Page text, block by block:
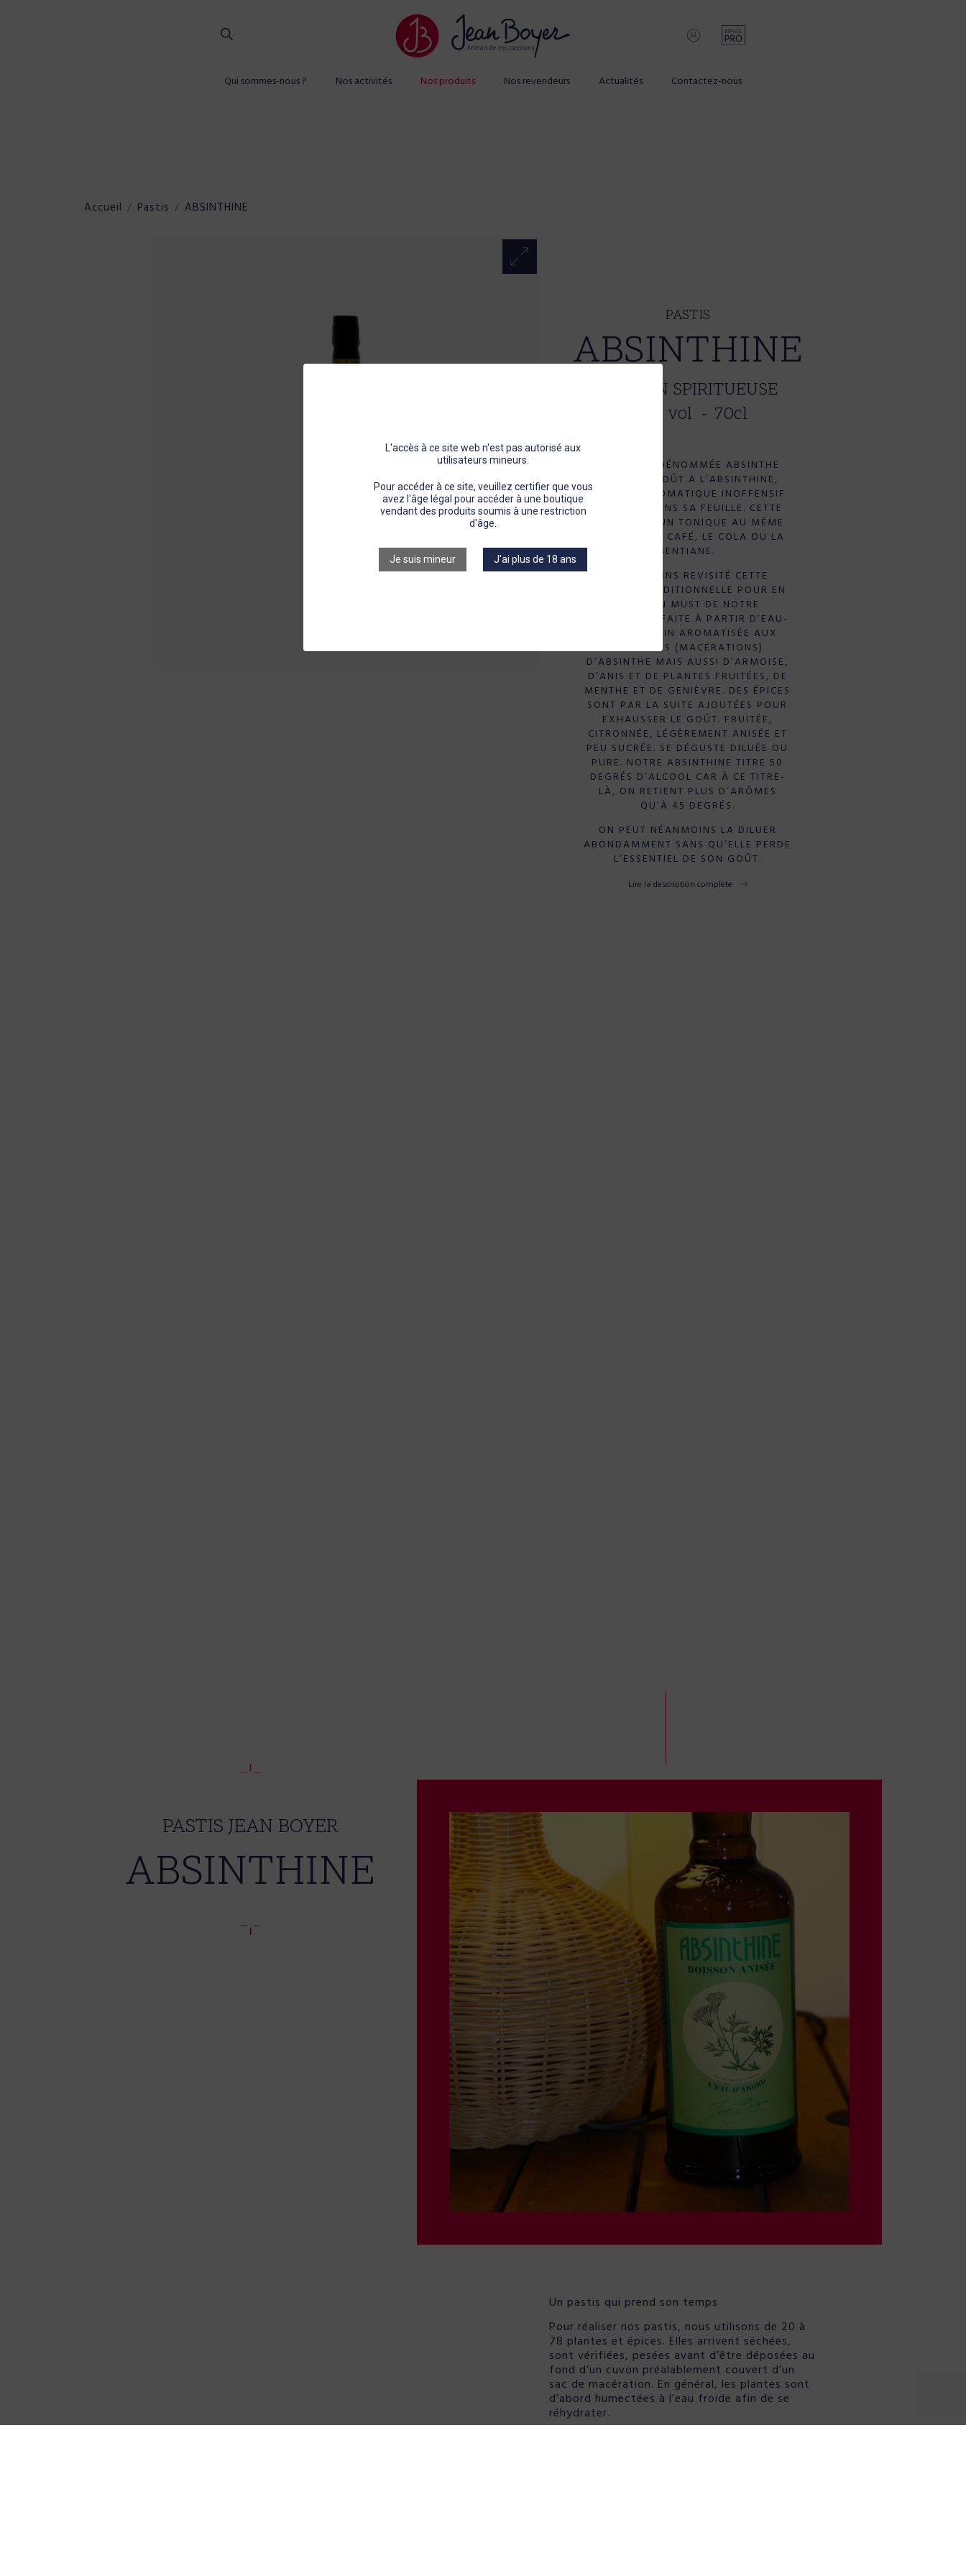
L'accès à ce site web n'est pas autorisé aux
utilisateurs mineurs.
Pour accéder à ce site, veuillez certifier que vous
avez l'âge légal pour accéder à une boutique
vendant des produits soumis à une restriction
d'âge.
Je suis mineur J'ai plus de 18 ans
Qui sommes-nous ? Nos activités Nos produits Nos revendeurs Actualités Contactez-nous
Accueil Pastis ABSINTHINE
PASTIS
ABSINTHINE
BOISSON SPIRITUEUSE
50% vol
70cl
LA PLANTE DÉNOMMÉE ABSINTHE
DOIT SON GOÛT À L’ABSINTHINE,
ÉLÉMENT AROMATIQUE INOFFENSIF
CONTENU DANS SA FEUILLE. CETTE
PLANTE EST UN TONIQUE AU MÊME
TITRE QUE LE CAFÉ, LE COLA OU LA
GENTIANE.
NOUS AVONS REVISITÉ CETTE
BOISSON TRADITIONNELLE POUR EN
FAIRE UN MUST DE NOTRE
COLLECTION. FAITE À PARTIR D’EAU-
DE-VIE DE VIN AROMATISÉE AUX
TEINTURES (MACÉRATIONS)
D’ABSINTHE MAIS AUSSI D’ARMOISE,
D’ANIS ET DE PLANTES FRUITÉES, DE
MENTHE ET DE GENIÈVRE. DES ÉPICES
SONT PAR LA SUITE AJOUTÉES POUR
EXHAUSSER LE GOÛT. FRUITÉE,
CITRONNÉE, LÉGÈREMENT ANISÉE ET
PEU SUCRÉE. SE DÉGUSTE DILUÉE OU
PURE. NOTRE ABSINTHINE TITRE 50
DEGRÉS D’ALCOOL CAR À CE TITRE-
LÀ, ON RETIENT PLUS D’ARÔMES
QU’À 45 DEGRÉS.
ON PEUT NÉANMOINS LA DILUER
ABONDAMMENT SANS QU’ELLE PERDE
L’ESSENTIEL DE SON GOÛT.
Lire la description complète
PASTIS JEAN BOYER
ABSINTHINE
Un pastis qui prend son temps
Pour réaliser nos pastis, nous utilisons de 20 à
78 plantes et épices. Elles arrivent séchées,
sont vérifiées, pesées avant d’être déposées au
fond d’un cuvon préalablement couvert d’un
sac de macération. En général, les plantes sont
d’abord humectées à l’eau froide afin de se
réhydrater.